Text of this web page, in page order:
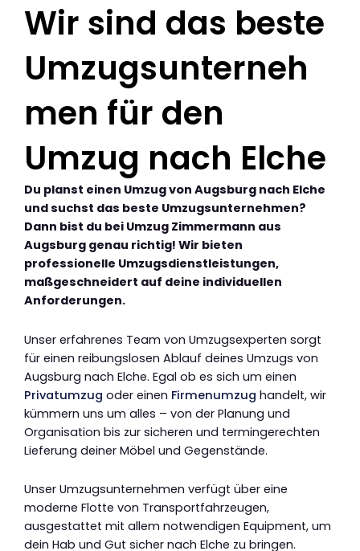
Wir sind das beste
Umzugsunterneh
men für den
Umzug nach Elche
Du planst einen Umzug von Augsburg nach Elche
und suchst das beste Umzugsunternehmen?
Dann bist du bei Umzug Zimmermann aus
Augsburg genau richtig! Wir bieten
professionelle Umzugsdienstleistungen,
maßgeschneidert auf deine individuellen
Anforderungen.
Unser erfahrenes Team von Umzugsexperten sorgt
für einen reibungslosen Ablauf deines Umzugs von
Augsburg nach Elche. Egal ob es sich um einen
Privatumzug oder einen Firmenumzug handelt, wir
kümmern uns um alles – von der Planung und
Organisation bis zur sicheren und termingerechten
Lieferung deiner Möbel und Gegenstände.
Unser Umzugsunternehmen verfügt über eine
moderne Flotte von Transportfahrzeugen,
ausgestattet mit allem notwendigen Equipment, um
dein Hab und Gut sicher nach Elche zu bringen.